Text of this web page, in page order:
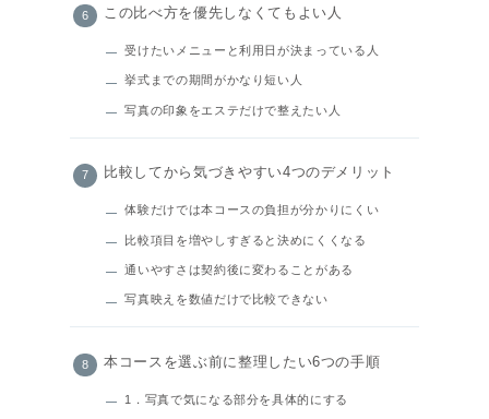
この比べ方を優先しなくてもよい人
受けたいメニューと利用日が決まっている人
挙式までの期間がかなり短い人
写真の印象をエステだけで整えたい人
比較してから気づきやすい4つのデメリット
体験だけでは本コースの負担が分かりにくい
比較項目を増やしすぎると決めにくくなる
通いやすさは契約後に変わることがある
写真映えを数値だけで比較できない
本コースを選ぶ前に整理したい6つの手順
1．写真で気になる部分を具体的にする